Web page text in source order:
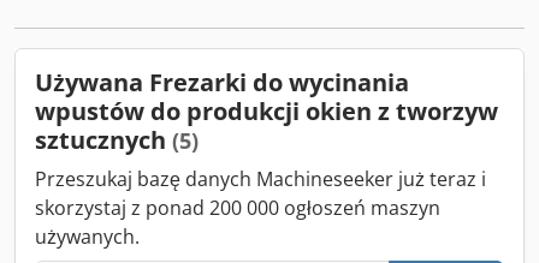
Używana Frezarki do wycinania
wpustów do produkcji okien z tworzyw
sztucznych (5)
Przeszukaj bazę danych Machineseeker już teraz i
skorzystaj z ponad 200 000 ogłoszeń maszyn
używanych.